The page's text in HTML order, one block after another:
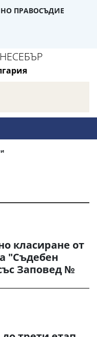
ПРАВОСЪДИЕ
класиране от
"Съдебен
Заповед №